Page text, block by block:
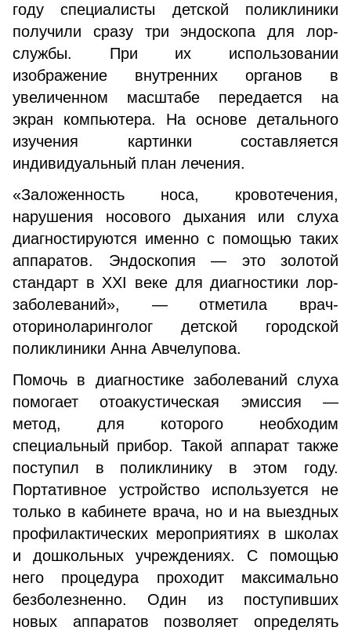
году специалисты детской поликлиники
получили сразу три эндоскопа для лор-
службы. При их использовании
изображение внутренних органов в
увеличенном масштабе передается на
экран компьютера. На основе детального
изучения картинки составляется
индивидуальный план лечения.
«Заложенность носа, кровотечения,
нарушения носового дыхания или слуха
диагностируются именно с помощью таких
аппаратов. Эндоскопия — это золотой
стандарт в XXI веке для диагностики лор-
заболеваний», — отметила врач-
оториноларинголог детской городской
поликлиники Анна Авчелупова.
Помочь в диагностике заболеваний слуха
помогает отоакустическая эмиссия —
метод, для которого необходим
специальный прибор. Такой аппарат также
поступил в поликлинику в этом году.
Портативное устройство используется не
только в кабинете врача, но и на выездных
профилактических мероприятиях в школах
и дошкольных учреждениях. С помощью
него процедура проходит максимально
безболезненно. Один из поступивших
новых аппаратов позволяет определять